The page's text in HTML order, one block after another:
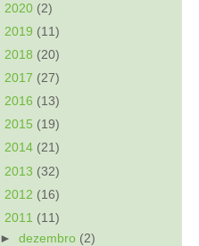
2020 (2)
2019 (11)
2018 (20)
2017 (27)
2016 (13)
2015 (19)
2014 (21)
2013 (32)
2012 (16)
2011 (11)
►dezembro (2)